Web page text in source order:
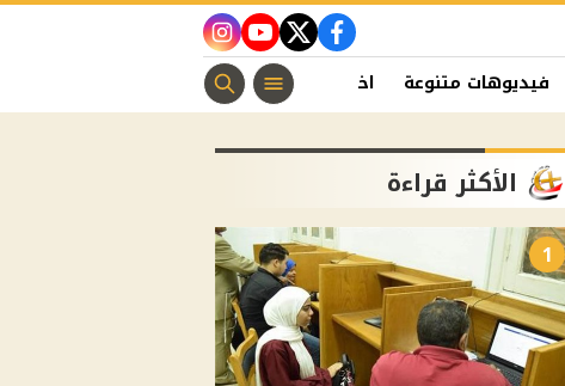
facebook
twitter
youtube
instagram
فيديوهات متنوعة اخبار الفن منوعات مسيحية
الأكثر قراءة
1